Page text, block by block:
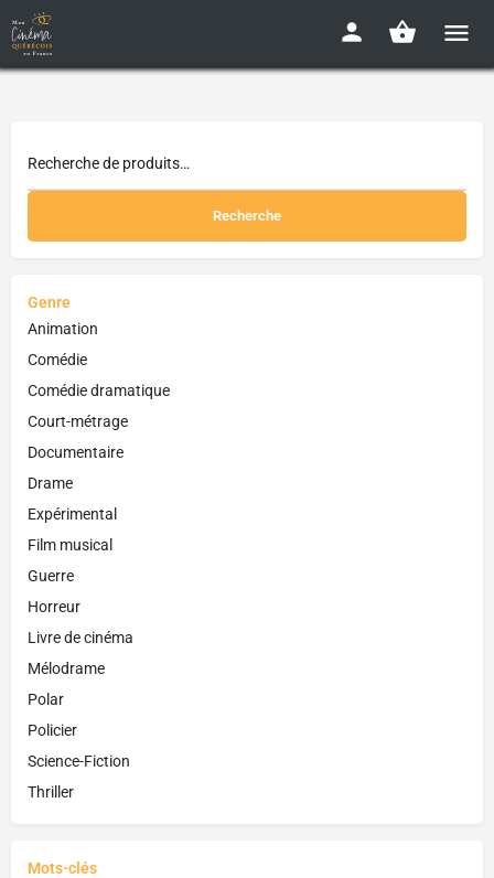
Recherche
Genre
Animation
Comédie
Comédie dramatique
Court-métrage
Documentaire
Drame
Expérimental
Film musical
Guerre
Horreur
Livre de cinéma
Mélodrame
Polar
Policier
Science-Fiction
Thriller
Mots-clés